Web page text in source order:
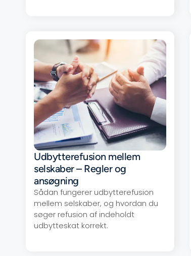
Udbytterefusion mellem
selskaber – Regler og
ansøgning
Sådan fungerer udbytterefusion
mellem selskaber, og hvordan du
søger refusion af indeholdt
udbytteskat korrekt.